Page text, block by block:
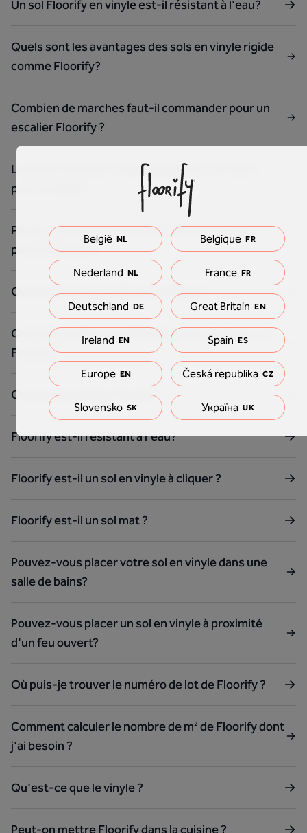
Un sol Floorify en vinyle est-il résistant à l'eau?
Quels sont les avantages des sols en vinyle rigide
comme Floorify?
Combien de marches faut-il commander pour un
escalier Floorify ?
Les sols Floorify en vinyle rigide sont-ils nocifs
pour la santé?
Pouvez-vous placer un sol en vinyle dans des
pièces humides?
Qu'est-ce qu'une toile de carrelage?
Que dois-je faire si j'utilise des roues sur mon sol
Floorify ?
Où puis-je acheter Floorify ?
Floorify est-il résistant à l'eau?
Floorify est-il un sol en vinyle à cliquer ?
Floorify est-il un sol mat ?
Pouvez-vous placer votre sol en vinyle dans une
salle de bains?
Pouvez-vous placer un sol en vinyle à proximité
d'un feu ouvert?
Où puis-je trouver le numéro de lot de Floorify ?
Comment calculer le nombre de m² de Floorify dont
j'ai besoin ?
Qu'est-ce que le vinyle ?
Peut-on mettre Floorify dans la cuisine ?
België NL Belgique FR
Nederland NL France FR
Deutschland DE Great Britain EN
Ireland EN Spain ES
Europe EN Česká republika CZ
Slovensko SK Україна UK